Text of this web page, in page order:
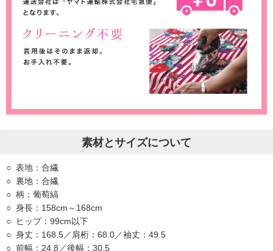
素材とサイズについて
表地：合繊
裏地：合繊
柄：葡萄縞
身長：158cm～168cm
ヒップ：99cm以下
身丈：168.5／肩桁：68.0／袖丈：49.5
前幅：24.8／後幅：30.5